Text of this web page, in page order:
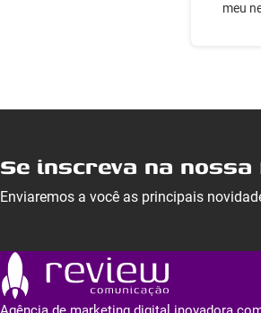
meu
Se inscreva na
Enviaremos a você as principais